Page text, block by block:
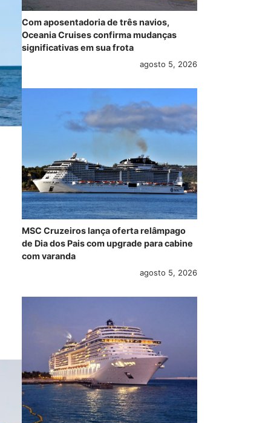
Com aposentadoria de três navios,
Oceania Cruises confirma mudanças
significativas em sua frota
agosto 5, 2026
MSC Cruzeiros lança oferta relâmpago
de Dia dos Pais com upgrade para cabine
com varanda
agosto 5, 2026